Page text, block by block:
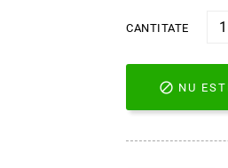
CANTITATE
 NU